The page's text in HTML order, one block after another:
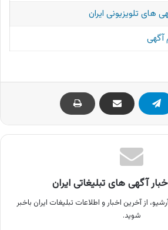
های تلویزیونی ایران
آگهی
آگهی های تبلیغاتی ایران
از آخرین اخبار و اطلاعات تبلیغات ایران باخبر
شوید.